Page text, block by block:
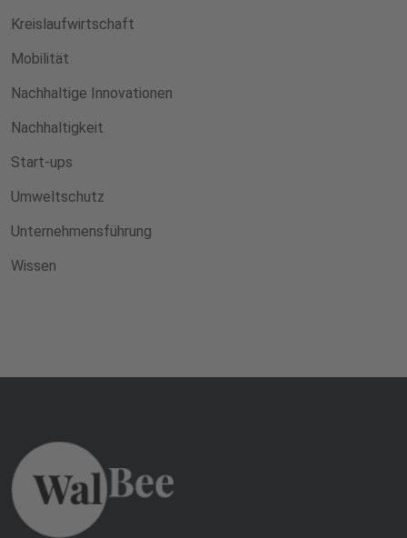
Kreislaufwirtschaft
Mobilität
Nachhaltige Innovationen
Nachhaltigkeit
Start-ups
Umweltschutz
Unternehmensführung
Wissen